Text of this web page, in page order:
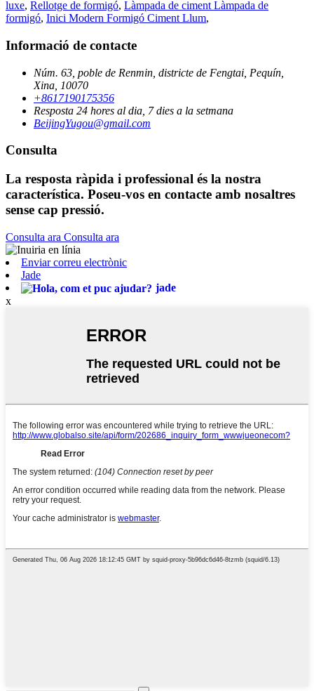
luxe, Rellotge de formigó, Làmpada de ciment Làmpada de
formigó, Inici Modern Formigó Ciment Llum,
Informació de contacte
Núm. 63, poble de Renmin, districte de Fengtai, Pequín,
Xina, 10070
+8617190175356
Resposta 24 hores al dia, 7 dies a la setmana
BeijingYugou@gmail.com
Consulta
La resposta ràpida i professional és la nostra
característica. Poseu-vos en contacte amb nosaltres
sense cap pressió.
Consulta ara Consulta ara
Enviar correu electrònic
Jade
jade
x